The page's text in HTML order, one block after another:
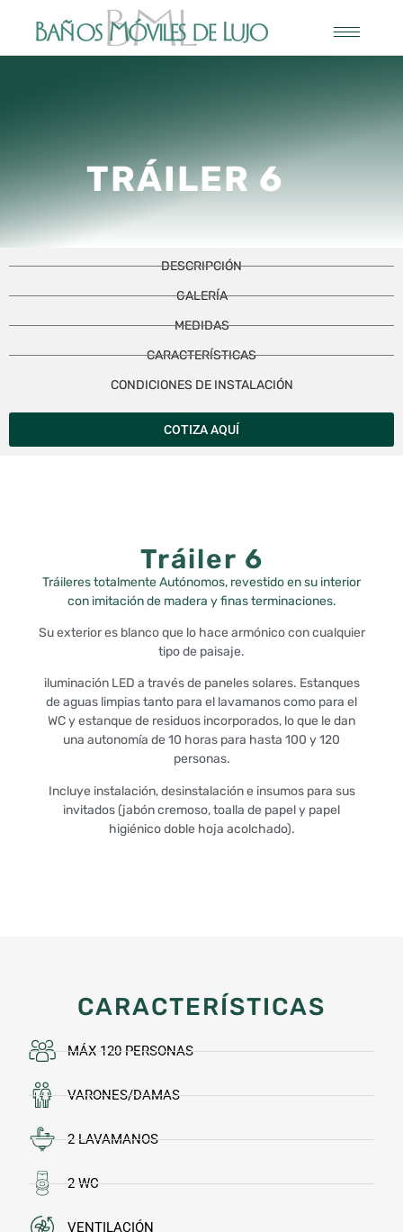
TRÁILER 6
DESCRIPCIÓN
GALERÍA
MEDIDAS
CARACTERÍSTICAS
CONDICIONES DE INSTALACIÓN
COTIZA AQUÍ
Tráiler 6
Tráileres totalmente Autónomos, revestido en su interior
con imitación de madera y finas terminaciones.
Su exterior es blanco que lo hace armónico con cualquier
tipo de paisaje.
iluminación LED a través de paneles solares. Estanques
de aguas limpias tanto para el lavamanos como para el
WC y estanque de residuos incorporados, lo que le dan
una autonomía de 10 horas para hasta 100 y 120
personas.
Incluye instalación, desinstalación e insumos para sus
invitados (jabón cremoso, toalla de papel y papel
higiénico doble hoja acolchado).
CARACTERÍSTICAS
MÁX 120 PERSONAS
VARONES/DAMAS
2 LAVAMANOS
2 WC
VENTILACIÓN